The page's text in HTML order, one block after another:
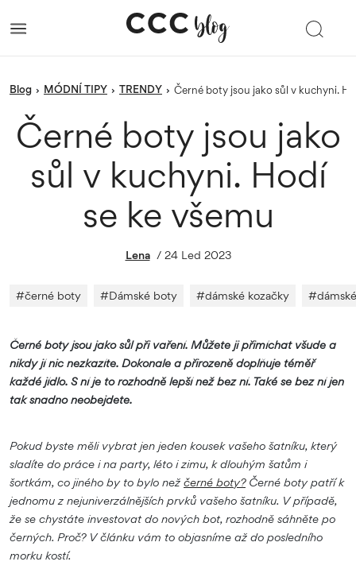
blog › MÓDNÍ TIPY › TRENDY › Černé boty jsou jako sůl v kuchyni.
Černé boty jsou jako
sůl v kuchyni. Hodí
se ke všemu
Lena / 24 Led 2023
#černé boty #Dámské boty #dámské kozačky #
Černé boty jsou jako sůl při vaření. Můžete ji přimíchat všude a
nikdy jí nic nezkazíte. Dokonale a přirozeně doplňuje téměř
každé jídlo. S ní je to rozhodně lepší než bez ní. Také se bez ní jen
tak snadno neobejdete.
Pokud byste měli vybrat jen jeden kousek vašeho šatníku, který
sladíte do práce i na party, léto i zimu, k dlouhým šatům i
šortkám, co jiného by to bylo než černé boty?Černé boty patří k
jednomu z nejuniverzálnějších prvků vašeho šatníku. V případě,
že se chystáte investovat do nových bot, rozhodně sáhněte po
černých. Proč? V článku vám to objasníme až do posledního
morku kostí.